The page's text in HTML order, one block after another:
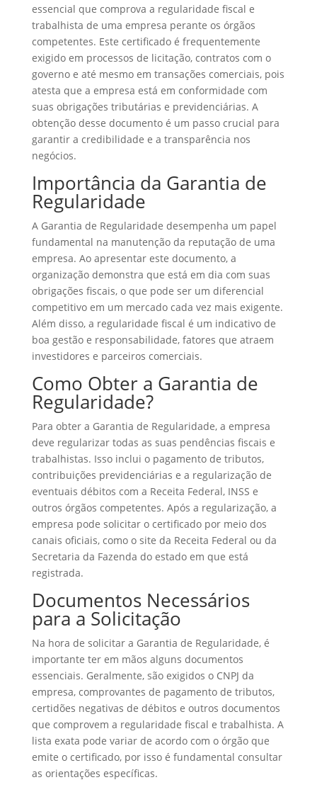
essencial que comprova a regularidade fiscal e
trabalhista de uma empresa perante os órgãos
competentes. Este certificado é frequentemente
exigido em processos de licitação, contratos com o
governo e até mesmo em transações comerciais, pois
atesta que a empresa está em conformidade com
suas obrigações tributárias e previdenciárias. A
obtenção desse documento é um passo crucial para
garantir a credibilidade e a transparência nos
negócios.
Importância da Garantia de
Regularidade
A Garantia de Regularidade desempenha um papel
fundamental na manutenção da reputação de uma
empresa. Ao apresentar este documento, a
organização demonstra que está em dia com suas
obrigações fiscais, o que pode ser um diferencial
competitivo em um mercado cada vez mais exigente.
Além disso, a regularidade fiscal é um indicativo de
boa gestão e responsabilidade, fatores que atraem
investidores e parceiros comerciais.
Como Obter a Garantia de
Regularidade?
Para obter a Garantia de Regularidade, a empresa
deve regularizar todas as suas pendências fiscais e
trabalhistas. Isso inclui o pagamento de tributos,
contribuições previdenciárias e a regularização de
eventuais débitos com a Receita Federal, INSS e
outros órgãos competentes. Após a regularização, a
empresa pode solicitar o certificado por meio dos
canais oficiais, como o site da Receita Federal ou da
Secretaria da Fazenda do estado em que está
registrada.
Documentos Necessários
para a Solicitação
Na hora de solicitar a Garantia de Regularidade, é
importante ter em mãos alguns documentos
essenciais. Geralmente, são exigidos o CNPJ da
empresa, comprovantes de pagamento de tributos,
certidões negativas de débitos e outros documentos
que comprovem a regularidade fiscal e trabalhista. A
lista exata pode variar de acordo com o órgão que
emite o certificado, por isso é fundamental consultar
as orientações específicas.